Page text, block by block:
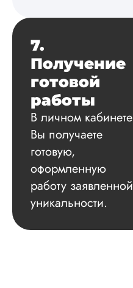
7.
Получение
готовой
работы
В личном кабинете
Вы получаете
готовую,
оформленную
работу заявленной
уникальности.